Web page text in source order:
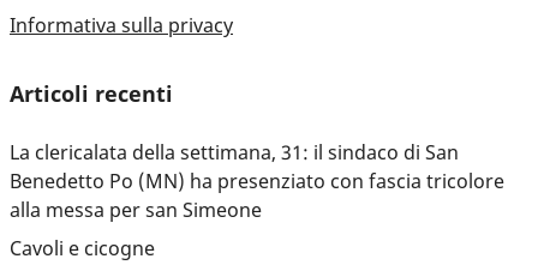
Informativa sulla privacy
Articoli recenti
La clericalata della settimana, 31: il sindaco di San
Benedetto Po (MN) ha presenziato con fascia tricolore
alla messa per san Simeone
Cavoli e cicogne